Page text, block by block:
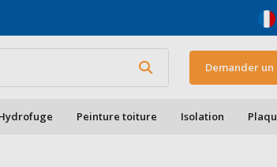
Pour bricoleurs &
Demander un
Peinture toiture Isolation